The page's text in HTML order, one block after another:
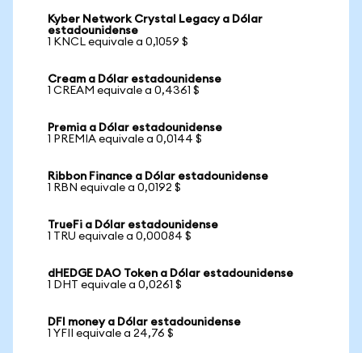
Kyber Network Crystal Legacy a Dólar
estadounidense
1 KNCL equivale a 0,1059 $
Cream a Dólar estadounidense
1 CREAM equivale a 0,4361 $
Premia a Dólar estadounidense
1 PREMIA equivale a 0,0144 $
Ribbon Finance a Dólar estadounidense
1 RBN equivale a 0,0192 $
TrueFi a Dólar estadounidense
1 TRU equivale a 0,00084 $
dHEDGE DAO Token a Dólar estadounidense
1 DHT equivale a 0,0261 $
DFI money a Dólar estadounidense
1 YFII equivale a 24,76 $